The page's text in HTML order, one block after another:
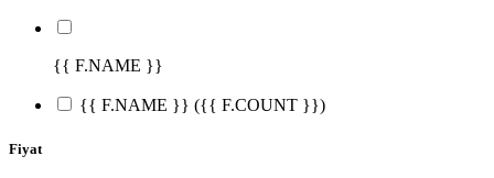
{{ F.NAME }}
{{ F.NAME }} ({{ F.COUNT }})
Fiyat